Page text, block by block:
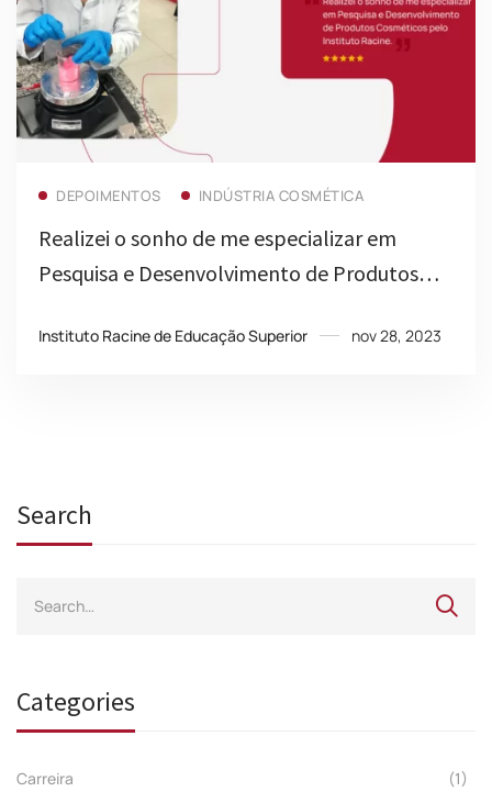
Read more
DEPOIMENTOS INDÚSTRIA COSMÉTICA
Realizei o sonho de me especializar em
Pesquisa e Desenvolvimento de Produtos
Instituto Racine de Educação Superior nov 28, 2023
Search
Categories
Carreira (1)